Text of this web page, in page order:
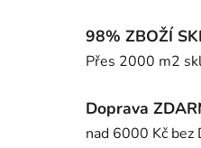
98% ZBOŽÍ
Přes 2000 m2
Doprava
nad 6000 Kč bez